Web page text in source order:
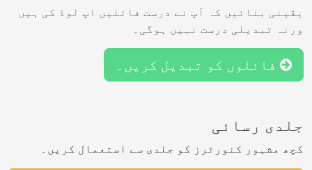
یقینی بنائیں کہ آپ نے درست فائلیں اپ لوڈ کی ہیں
ورنہ تبدیلی درست نہیں ہوگی۔
فائلوں کو تبدیل کریں۔
جلدی رسائی
کچھ مشہور کنورٹرز کو جلدی سے استعمال کریں۔